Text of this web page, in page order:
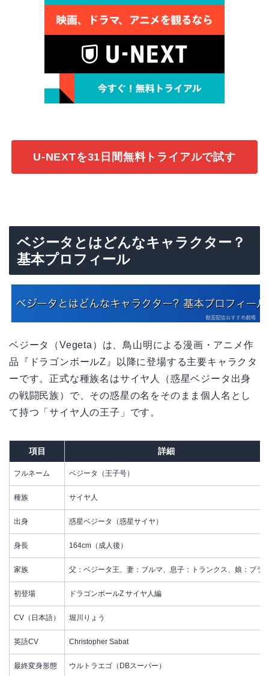
U-NEXTを31日間無料トライアルで試す
ベジータとはどんなキャラクター？
基本プロフィール
ベジータ（Vegeta）は、鳥山明による漫画・アニメ作
品『ドラゴンボールZ』以降に登場する主要キャラクタ
ーです。正式な種族名はサイヤ人（惑星ベジータ出身
の戦闘民族）で、その惑星の名をそのまま個人名とし
て持つ「サイヤ人の王子」です。
項目 詳細
フルネーム ベジータ（王子号）
種族 サイヤ人
出身 惑星ベジータ（惑星サイヤ）
身長 164cm（成人後）
家族 父：ベジータ王、妻：ブルマ、息子：トランクス、娘：ブラ
初登場 ドラゴンボールZ サイヤ人編
CV（日本語） 堀川りょう
英語CV Christopher Sabat
最終変身形態 ウルトラエゴ（DBスーパー）